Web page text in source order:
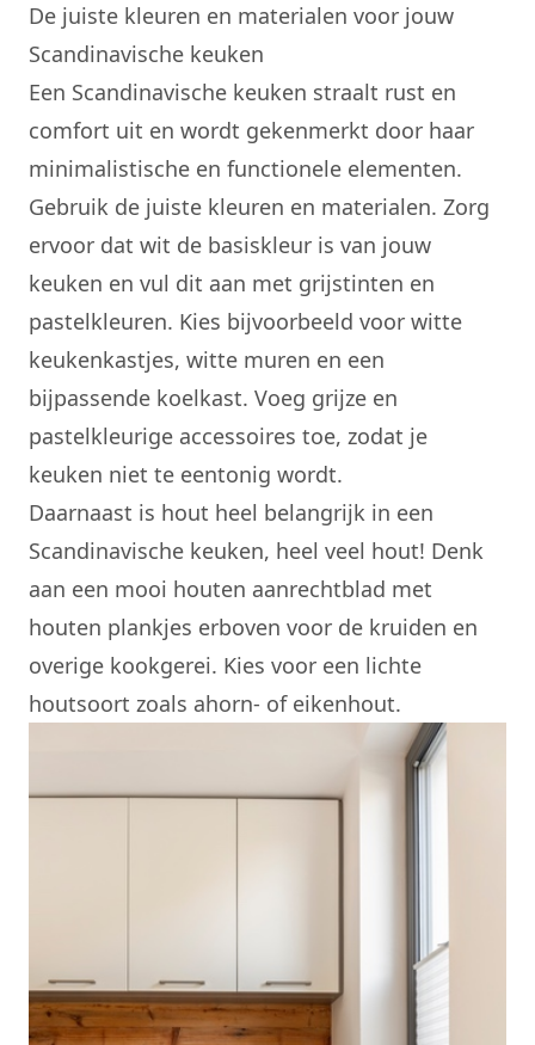
De juiste kleuren en materialen voor jouw
Scandinavische keuken
Een Scandinavische keuken straalt rust en
comfort uit en wordt gekenmerkt door haar
minimalistische en functionele elementen.
Gebruik de juiste kleuren en materialen. Zorg
ervoor dat wit de basiskleur is van jouw
keuken en vul dit aan met grijstinten en
pastelkleuren. Kies bijvoorbeeld voor witte
keukenkastjes, witte muren en een
bijpassende koelkast. Voeg grijze en
pastelkleurige accessoires toe, zodat je
keuken niet te eentonig wordt.
Daarnaast is hout heel belangrijk in een
Scandinavische keuken, heel veel hout! Denk
aan een mooi houten aanrechtblad met
houten plankjes erboven voor de kruiden en
overige kookgerei. Kies voor een lichte
houtsoort zoals ahorn- of eikenhout.